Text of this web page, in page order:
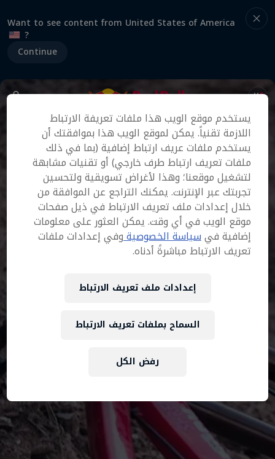
Want to see content from United States of America
?
Continue
يستخدم موقع الويب هذا ملفات تعريفة الارتباط
اللازمة تقنياً. يمكن لموقع الويب هذا بموافقتك أن
يستخدم ملفات عريف ارتباط إضافية (بما في ذلك
ملفات تعريف ارتباط طرف خارجي) أو تقنيات مشابهة
لتشغيل موقعنا؛ وهذا لأغراض تسويقية ولتحسين
تجربتك عبر الإنترنت. يمكنك التراجع عن الموافقة من
خلال إعدادات ملف تعريف الارتباط في ذيل صفحات
موقع الويب في أي وقت. يمكن العثور على معلومات
إضافية فيسياسة الخصوصيةوفي إعدادات ملفات
تعريف الارتباط مباشرةً أدناه.
إعدادات ملف تعريف الارتباط
رفض الكل
السماح بملفات تعريف الارتباط